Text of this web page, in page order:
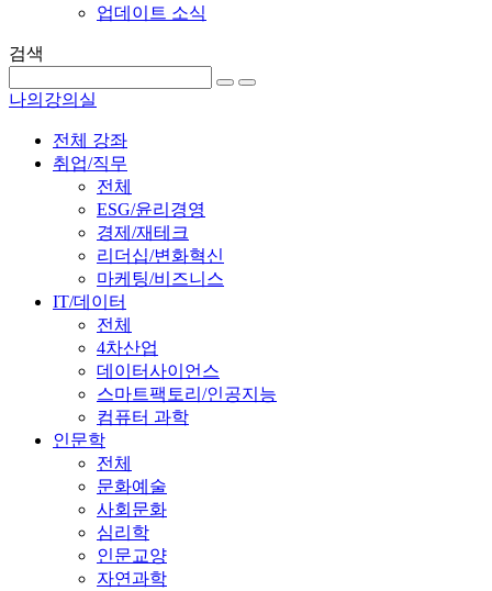
업데이트 소식
검색
나의강의실
전체 강좌
취업/직무
전체
ESG/윤리경영
경제/재테크
리더십/변화혁신
마케팅/비즈니스
IT/데이터
전체
4차산업
데이터사이언스
스마트팩토리/인공지능
컴퓨터 과학
인문학
전체
문화예술
사회문화
심리학
인문교양
자연과학